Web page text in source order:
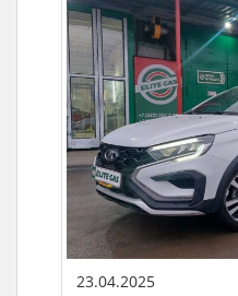
23.04.2025